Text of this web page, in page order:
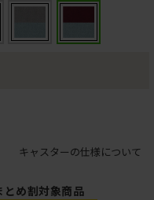
キャスターの仕様について
め割対象商品